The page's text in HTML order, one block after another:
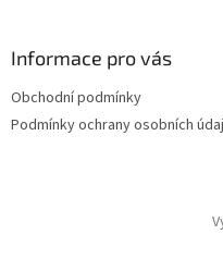
Informace pro vás
Obchodní podmínky
Podmínky ochrany osobních